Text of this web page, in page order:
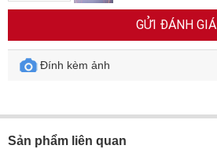
GỬI ĐÁNH GIÁ
Đính kèm ảnh
Sản phẩm liên quan